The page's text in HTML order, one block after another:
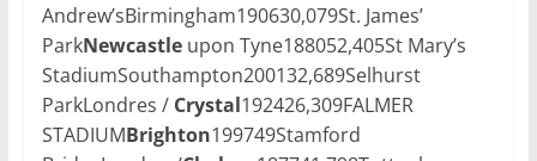
Andrew’sBirmingham190630,079St. James’
ParkNewcastleupon Tyne188052,405St Mary’s
StadiumSouthampton200132,689Selhurst
ParkLondres / Crystal192426,309FALMER
STADIUMBrighton199749Stamford